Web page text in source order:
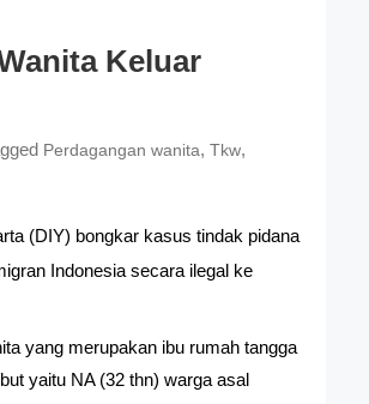
Keluar
Perdagangan wanita,Tkw,
(DIY) bongkar kasus tindak pidana
Indonesia secara ilegal ke
yang merupakan ibu rumah tangga
yaitu NA (32 thn) warga asal